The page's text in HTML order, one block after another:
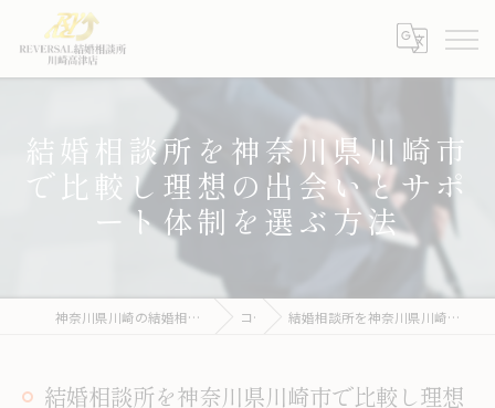
結婚相談所を神奈川県川崎市
で比較し理想の出会いとサポ
ート体制を選ぶ方法
神奈川県川崎の結婚相談所ならREVERSAL結婚相談所川崎高津店 コラム 結婚相談所を神奈川県川崎市で比較し理想の出会いとサポート体制を選ぶ方法
結婚相談所を神奈川県川崎市で比較し理想